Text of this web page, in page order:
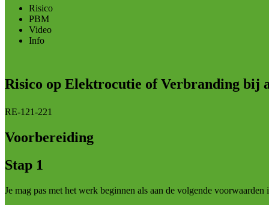
Risico
PBM
Video
Info
Risico op Elektrocutie of Verbranding bij
RE-121-221
Voorbereiding
Stap 1
Je mag pas met het werk beginnen als aan de volgende